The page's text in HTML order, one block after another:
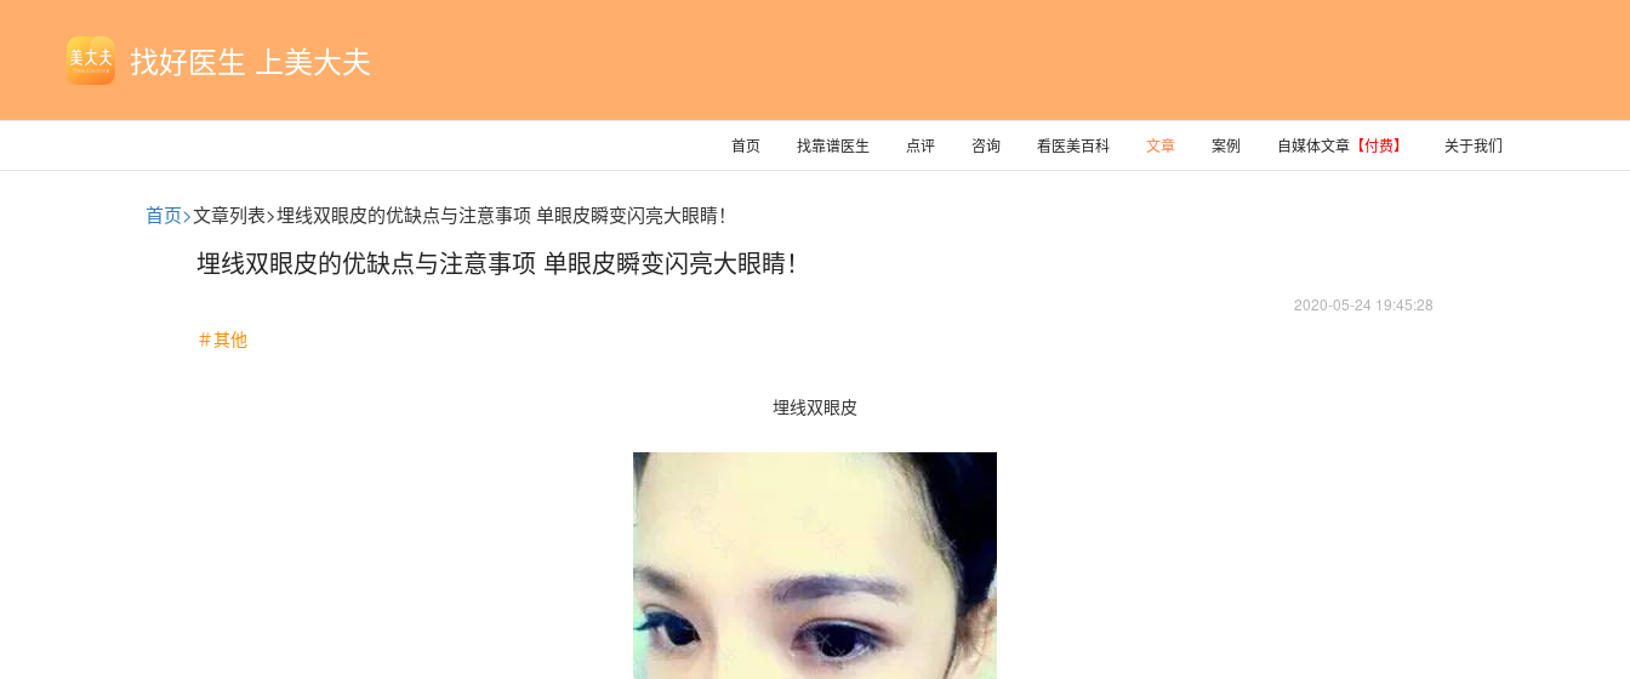
找好医生 上美大夫
首页 找靠谱医生 点评 咨询 看医美百科 文章 案例 自媒体文章 【付费】 关于我们
首页>文章列表>埋线双眼皮的优缺点与注意事项 单眼皮瞬变闪亮大眼睛！
埋线双眼皮的优缺点与注意事项 单眼皮瞬变闪亮大眼睛！
2020-05-24 19:45:28
＃其他
埋线双眼皮